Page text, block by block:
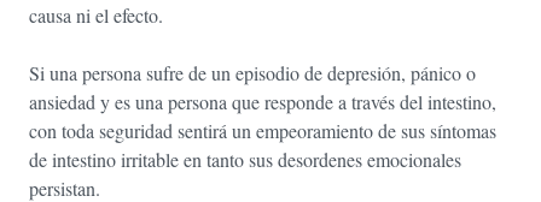
causa ni el efecto.
Si una persona sufre de un episodio de depresión, pánico o
ansiedad y es una persona que responde a través del intestino,
con toda seguridad sentirá un empeoramiento de sus síntomas
de intestino irritable en tanto sus desordenes emocionales
persistan.